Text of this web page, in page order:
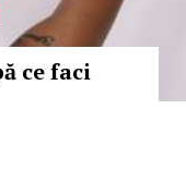
ce faci